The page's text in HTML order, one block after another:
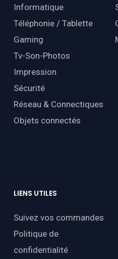
Informatique
Téléphonie / Tablette
Gaming
Tv-Son-Photos
Impression
Sécurité
Réseau & Connectiques
Objets connectés
LIENS UTILES
Suivez vos commandes
Politique de
confidentialité